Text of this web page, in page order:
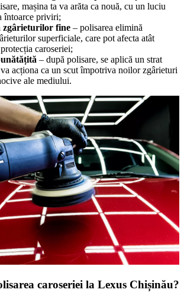
mașina ta va arăta ca nouă, cu un luciu
întoarce priviri;
zgârieturilor fine – polisarea elimină
superficiale, care pot afecta atât
caroseriei;
– după polisare, se aplică un strat
acționa ca un scut împotriva noilor zgârieturi
ale mediului.
caroseriei la Lexus Chișinău?